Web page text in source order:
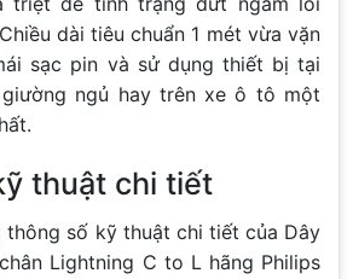
dài tiêu chuẩn 1 mét vừa vặn
sạc pin và sử dụng thiết bị tại
ngủ hay trên xe ô tô một
thuật chi tiết
thông số kỹ thuật chi tiết của Dây
Lightning C to L hãng Philips